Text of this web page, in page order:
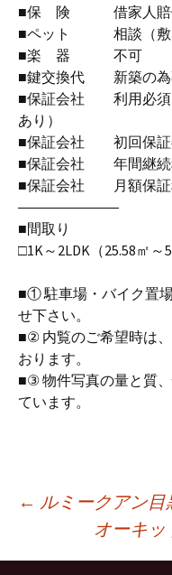
■保 険 借家人賠償
■ペット 相談（敷1
■楽 器 不可
■鍵交換代 新築の為
■保証会社 利用必須
あり）
■保証会社 初回保証
■保証会社 年間継続
■保証会社 月額保証
―――――――
■間取り
□1K～2LDK（25.58㎡～
■① 駐車場・バイク置
せ下さい。
■② 内覧のご希望時は
おります。
■③ 物件写真の量と質
ています。
Post
← ルミークアン目
オーキ